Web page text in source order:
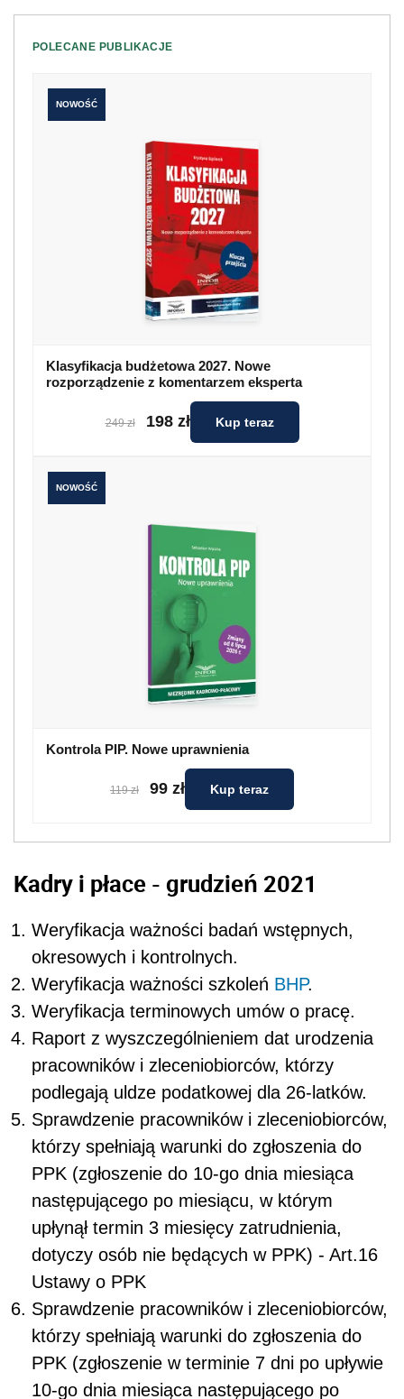
POLECANE PUBLIKACJE
NOWOŚĆ
Klasyfikacja budżetowa 2027. Nowe
rozporządzenie z komentarzem eksperta
249 zł 198 zł Kup teraz
NOWOŚĆ
Kontrola PIP. Nowe uprawnienia
119 zł 99 zł Kup teraz
Kadry i płace - grudzień 2021
Weryfikacja ważności badań wstępnych,
okresowych i kontrolnych.
Weryfikacja ważności szkoleń BHP.
Weryfikacja terminowych umów o pracę.
Raport z wyszczególnieniem dat urodzenia
pracowników i zleceniobiorców, którzy
podlegają uldze podatkowej dla 26-latków.
Sprawdzenie pracowników i zleceniobiorców,
którzy spełniają warunki do zgłoszenia do
PPK (zgłoszenie do 10-go dnia miesiąca
następującego po miesiącu, w którym
upłynął termin 3 miesięcy zatrudnienia,
dotyczy osób nie będących w PPK) - Art.16
Ustawy o PPK
Sprawdzenie pracowników i zleceniobiorców,
którzy spełniają warunki do zgłoszenia do
PPK (zgłoszenie w terminie 7 dni po upływie
10-go dnia miesiąca następującego po